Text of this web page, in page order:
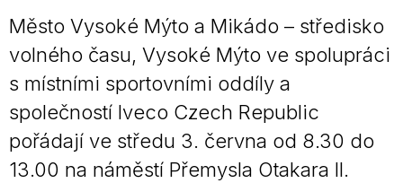
Město Vysoké Mýto a Mikádo – středisko
volného času, Vysoké Mýto ve spolupráci
s místními sportovními oddíly a
společností Iveco Czech Republic
pořádají ve středu 3. června od 8.30 do
13.00 na náměstí Přemysla Otakara II.